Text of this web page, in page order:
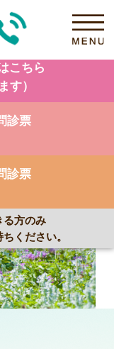
こちら
す）
診票
診票
方のみ
ください。